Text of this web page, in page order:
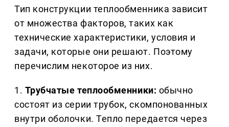
Тип конструкции теплообменника зависит
от множества факторов, таких как
технические характеристики, условия и
задачи, которые они решают. Поэтому
перечислим некоторое из них.
1. Трубчатые теплообменники: обычно
состоят из серии трубок, скомпонованных
внутри оболочки. Тепло передается через